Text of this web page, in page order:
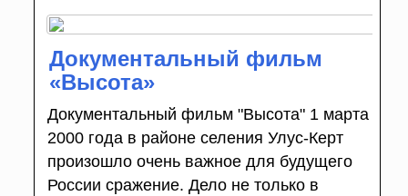
Документальный фильм
«Высота»
Документальный фильм "Высота" 1 марта
2000 года в районе селения Улус-Керт
произошло очень важное для будущего
России сражение. Дело не только в